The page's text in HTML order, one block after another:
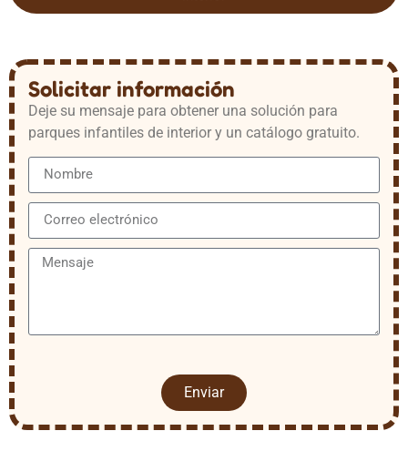
Solicitar información
Deje su mensaje para obtener una solución para
parques infantiles de interior y un catálogo gratuito.
Enviar